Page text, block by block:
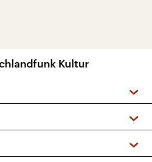
Kultur
+ DAB+)